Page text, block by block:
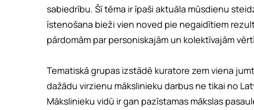
sabiedrību. Šī tēma ir īpaši aktuāla mūsdienu
īstenošana bieži vien noved pie negaidītiem
pārdomām par personiskajām un kolektīvajām
Tematiskā grupas izstādē kuratore zem viena
dažādu virzienu mākslinieku darbus ne tikai no
Mākslinieku vidū ir gan pazīstamas mākslas